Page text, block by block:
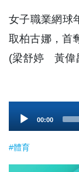
女子職業網球
取柏古娜，首
(梁舒婷 黃偉
Player
00:00
#體育